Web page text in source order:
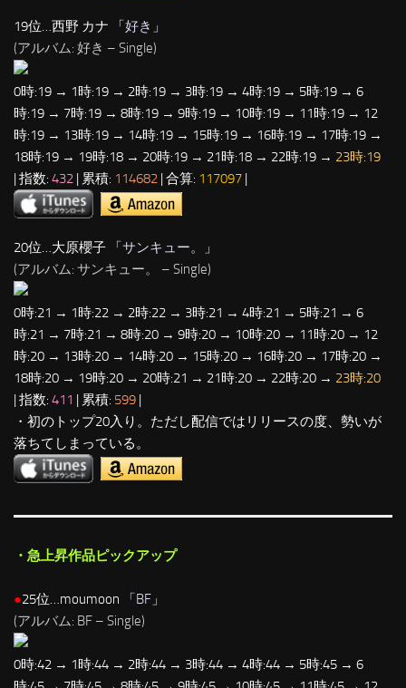
19位…西野 カナ 「好き 」
(アルバム: 好き – Single)
0時:19 → 1時:19 → 2時:19 → 3時:19 → 4時:19 → 5時:19 → 6
時:19 → 7時:19 → 8時:19 → 9時:19 → 10時:19 → 11時:19 → 12
時:19 → 13時:19 → 14時:19 → 15時:19 → 16時:19 → 17時:19 →
18時:19 → 19時:18 → 20時:19 → 21時:18 → 22時:19 → 23時:19
| 指数: 432 | 累積: 114682 | 合算: 117097 |
20位…大原櫻子 「サンキュー。
」
(アルバム: サンキュー。 – Single)
0時:21 → 1時:22 → 2時:22 → 3時:21 → 4時:21 → 5時:21 → 6
時:21 → 7時:21 → 8時:20 → 9時:20 → 10時:20 → 11時:20 → 12
時:20 → 13時:20 → 14時:20 → 15時:20 → 16時:20 → 17時:20 →
18時:20 → 19時:20 → 20時:21 → 21時:20 → 22時:20 → 23時:20
| 指数: 411 | 累積: 599 |
・初のトップ20入り。ただし配信ではリリースの度、勢いが
落ちてしまっている。
・急上昇作品ピックアップ
●25位…moumoon 「BF 」
(アルバム: BF – Single)
0時:42 → 1時:44 → 2時:44 → 3時:44 → 4時:44 → 5時:45 → 6